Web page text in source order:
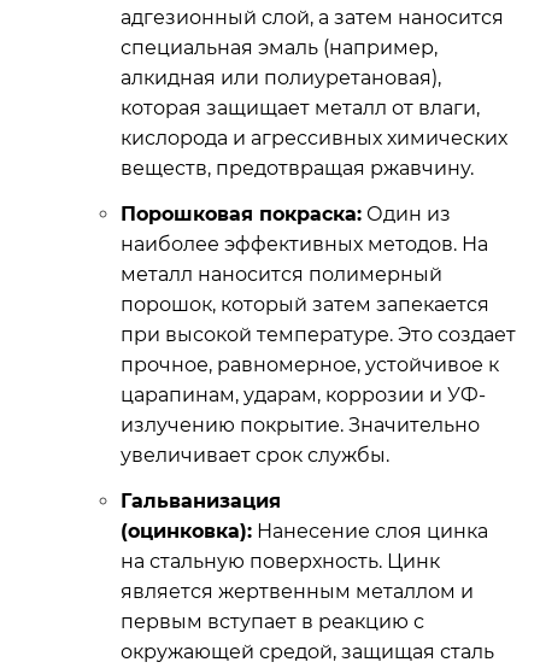
адгезионный слой, а затем наносится
специальная эмаль (например,
алкидная или полиуретановая),
которая защищает металл от влаги,
кислорода и агрессивных химических
веществ, предотвращая ржавчину.
Порошковая покраска: Один из
наиболее эффективных методов. На
металл наносится полимерный
порошок, который затем запекается
при высокой температуре. Это создает
прочное, равномерное, устойчивое к
царапинам, ударам, коррозии и УФ-
излучению покрытие. Значительно
увеличивает срок службы.
Гальванизация
(оцинковка): Нанесение слоя цинка
на стальную поверхность. Цинк
является жертвенным металлом и
первым вступает в реакцию с
окружающей средой, защищая сталь